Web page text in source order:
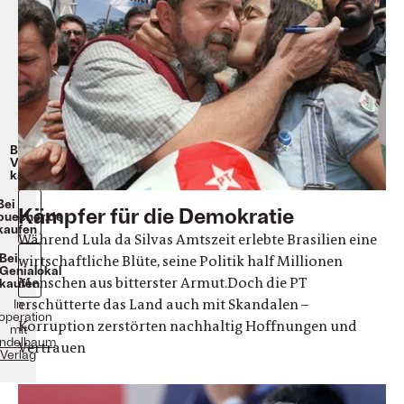
Silva
Andreas
Nöthen
englische
Broschur
256
Seiten
20€
Beim
Verlag
kaufen
In
mit
Verlag
Kämpfer für die Demokratie
Während Lula da Silvas Amtszeit erlebte Brasilien eine
wirtschaftliche Blüte, seine Politik half Millionen
Menschen aus bitterster Armut.Doch die PT
erschütterte das Land auch mit Skandalen –
Korruption zerstörten nachhaltig Hoffnungen und
Vertrauen